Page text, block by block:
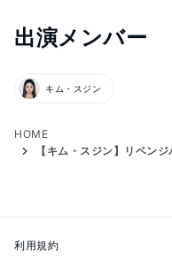
HOME
③好きな練習生を8人選ぶ
出演メンバー
キム・スジン
利用規約